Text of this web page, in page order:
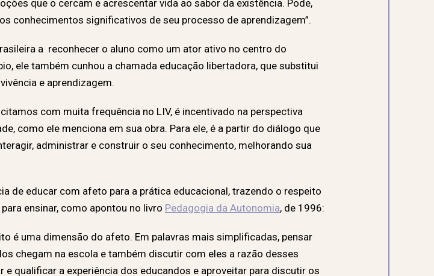
que o cercam e acrescentar vida ao sabor da existência. Pode,
conhecimentos significativos de seu processo de aprendizagem”.
a reconhecer o aluno como um ator ativo no centro do
ele também cunhou a chamada educação libertadora, que substitui
e aprendizagem.
com muita frequência no LIV, é incentivado na perspectiva
como ele menciona em sua obra. Para ele, é a partir do diálogo que
administrar e construir o seu conhecimento, melhorando sua
de educar com afeto para a prática educacional, trazendo o respeito
ensinar, como apontou no livro Pedagogia da Autonomia, de 1996:
é uma dimensão do afeto. Em palavras mais simplificadas, pensar
chegam na escola e também discutir com eles a razão desses
qualificar a experiência dos educandos e aproveitar para discutir os